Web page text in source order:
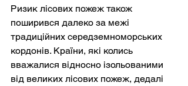
Ризик лісових пожеж також
поширився далеко за межі
традиційних середземноморських
кордонів. Країни, які колись
вважалися відносно ізольованими
від великих лісових пожеж, дедалі